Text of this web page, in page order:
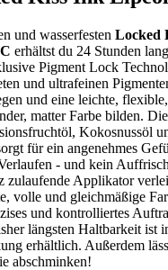
und wasserfesten Locked
erhältst du 24 Stunden
Pigment Lock
und ultrafeinen
und eine leichte,
matter Farbe bilden.
Kokosnussöl
für ein angenehmes
- und kein
zulaufende Applikator
volle und gleichmäßige
und kontrolliertes
längsten Haltbarkeit ist
erhältlich. Außerdem
abschminken!